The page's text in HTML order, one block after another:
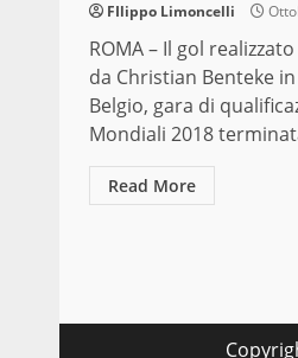
FIlippo Limoncelli
ROMA – Il gol realizzato
da Christian Benteke
Belgio, gara di
Mondiali 2018
Read More